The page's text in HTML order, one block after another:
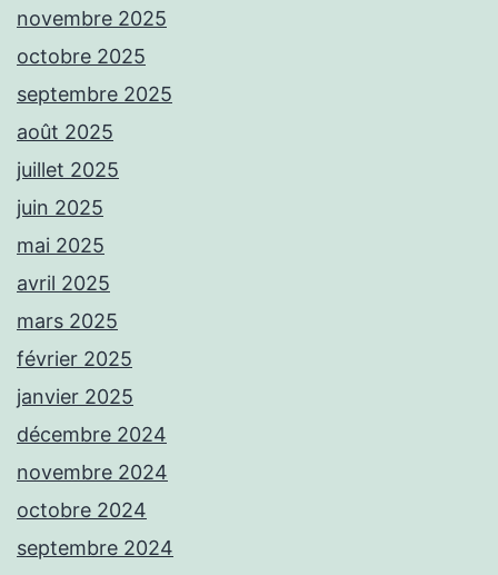
novembre 2025
octobre 2025
septembre 2025
août 2025
juillet 2025
juin 2025
mai 2025
avril 2025
mars 2025
février 2025
janvier 2025
décembre 2024
novembre 2024
octobre 2024
septembre 2024